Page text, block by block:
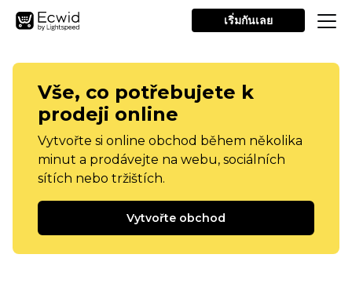
เริ่มกันเลย
Vše, co potřebujete k
prodeji online
Vytvořte si online obchod během několika
minut a prodávejte na webu, sociálních
sítích nebo tržištích.
Vytvořte obchod